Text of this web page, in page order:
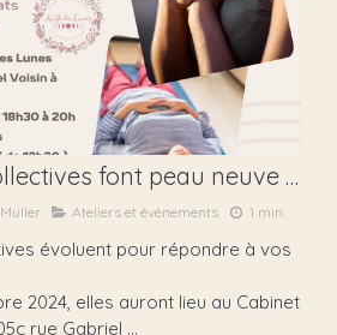
Les séances collectives font peau neuve pour la saison 2024-2025
Ateliers et évènements 1 min.
évoluent pour répondre à vos
2024, elles auront lieu au Cabinet
rue Gabriel ...